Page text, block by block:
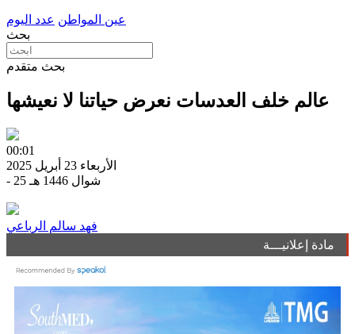
عين المواطن عدد اليوم
بحث
بحث متقدم
عالم خلف العدسات نعرض حياتنا لا نعيشها
00:01
الأربعاء 23 أبريل 2025
- 25 شوال 1446 هـ
فهد سالم الرباعي
مادة إعلانيـــة